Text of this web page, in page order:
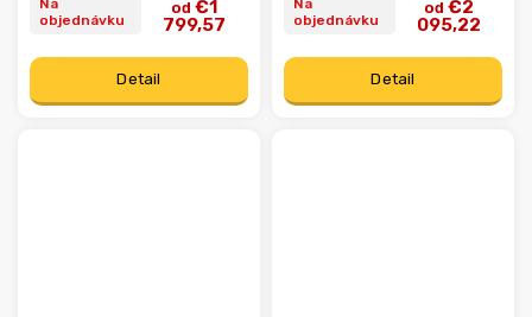
objednávku
od €1
799,57
Detail
objednávku
od €2
095,22
Detail